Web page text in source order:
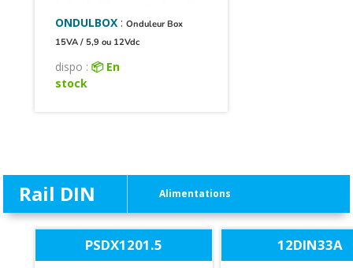
ONDULBOX :Onduleur Box
15VA / 5,9 ou 12Vdc
dispo : 📦 En
stock
Rail DIN Alimentations
PSDX1201.5 12DIN33A